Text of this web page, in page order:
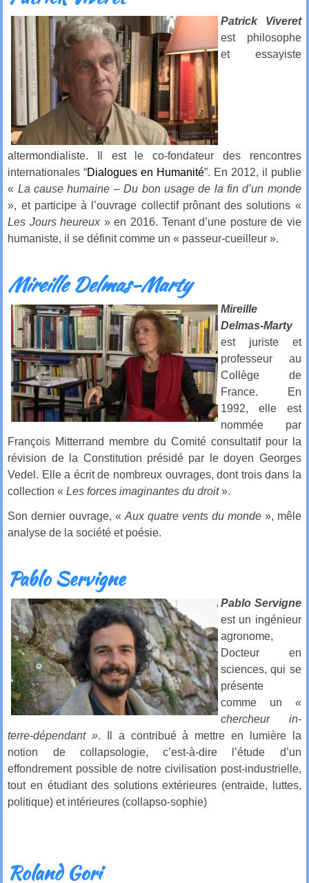
Patrick Viveret
est philosophe
et essayiste
altermondialiste. Il est le co-fondateur des rencontres
internationales “Dialogues en Humanité”. En 2012, il publie
« La cause humaine – Du bon usage de la fin d’un monde
», et participe à l’ouvrage collectif prônant des solutions «
Les Jours heureux» en 2016. Tenant d’une posture de vie
humaniste, il se définit comme un « passeur-cueilleur ».
Mireille Delmas-Marty
Mireille
Delmas-Marty
est juriste et
professeur au
Collège de
France. En
1992, elle est
nommée par
François Mitterrand membre du Comité consultatif pour la
révision de la Constitution présidé par le doyen Georges
Vedel. Elle a écrit de nombreux ouvrages, dont trois dans la
collection «Les forces imaginantes du droit».
Son dernier ouvrage, «Aux quatre vents du monde», mêle
analyse de la société et poésie.
Pablo Servigne
Pablo Servigne
est un ingénieur
agronome,
Docteur en
sciences, qui se
présente
comme un «
chercheur in-
terre-dépendant ». Il a contribué à mettre en lumière la
notion de collapsologie, c’est-à-dire l’étude d’un
effondrement possible de notre civilisation post-industrielle,
tout en étudiant des solutions extérieures (entraide, luttes,
politique) et intérieures (collapso-sophie)
Roland Gori